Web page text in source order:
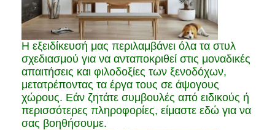
Η εξειδίκευσή μας περιλαμβάνει όλα τα στυλ
σχεδιασμού για να ανταποκριθεί στις μοναδικές
απαιτήσεις και φιλοδοξίες των ξενοδόχων,
μετατρέποντας τα έργα τους σε άψογους
χώρους. Εάν ζητάτε συμβουλές από ειδικούς ή
περισσότερες πληροφορίες, είμαστε εδώ για να
σας βοηθήσουμε.